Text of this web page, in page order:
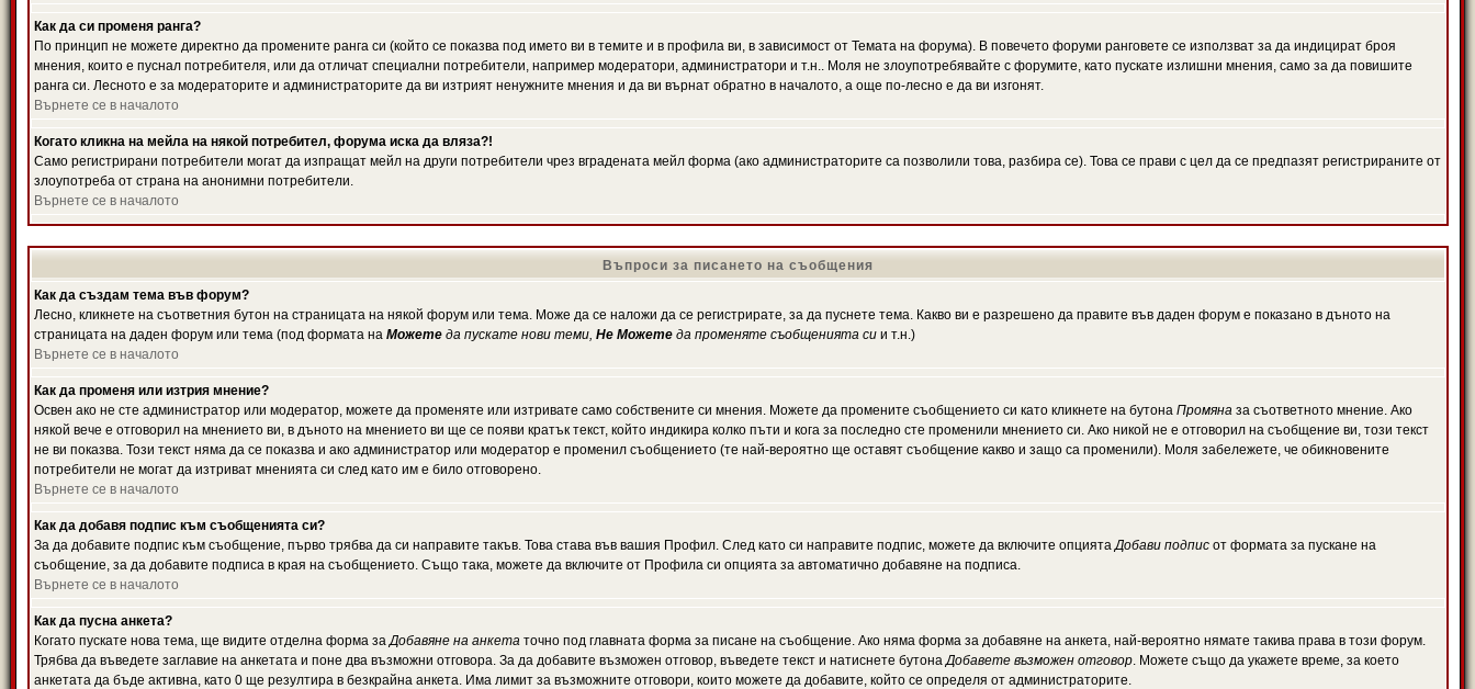
Как да си променя ранга?
По принцип не можете директно да промените ранга си (който се показва под името ви в темите и в профила ви, в зависимост от Темата на форума). В повечето форуми ранговете се използват за да индицират броя
мнения, които е пуснал потребителя, или да отличат специални потребители, например модератори, администратори и т.н.. Моля не злоупотребявайте с форумите, като пускате излишни мнения, само за да повишите
ранга си. Лесното е за модераторите и администраторите да ви изтрият ненужните мнения и да ви върнат обратно в началото, а още по-лесно е да ви изгонят.
Върнете се в началото
Когато кликна на мейла на някой потребител, форума иска да вляза?!
Само регистрирани потребители могат да изпращат мейл на други потребители чрез вградената мейл форма (ако администраторите са позволили това, разбира се). Това се прави с цел да се предпазят регистрираните от
злоупотреба от страна на анонимни потребители.
Върнете се в началото
Въпроси за писането на съобщения
Как да създам тема във форум?
Лесно, кликнете на съответния бутон на страницата на някой форум или тема. Може да се наложи да се регистрирате, за да пуснете тема. Какво ви е разрешено да правите във даден форум е показано в дъното на
страницата на даден форум или тема (под формата на Можете да пускате нови теми, Не Можете да променяте съобщенията си и т.н.)
Върнете се в началото
Как да променя или изтрия мнение?
Освен ако не сте администратор или модератор, можете да променяте или изтривате само собствените си мнения. Можете да промените съобщението си като кликнете на бутона Промяна за съответното мнение. Ако
някой вече е отговорил на мнението ви, в дъното на мнението ви ще се появи кратък текст, който индикира колко пъти и кога за последно сте променили мнението си. Ако никой не е отговорил на съобщение ви, този текст
не ви показва. Този текст няма да се показва и ако администратор или модератор е променил съобщението (те най-вероятно ще оставят съобщение какво и защо са променили). Моля забележете, че обикновените
потребители не могат да изтриват мненията си след като им е било отговорено.
Върнете се в началото
Как да добавя подпис към съобщенията си?
За да добавите подпис към съобщение, първо трябва да си направите такъв. Това става във вашия Профил. След като си направите подпис, можете да включите опциятаДобави подпис от формата за пускане на
съобщение, за да добавите подписа в края на съобщението. Също така, можете да включите от Профила си опцията за автоматично добавяне на подписа.
Върнете се в началото
Как да пусна анкета?
Когато пускате нова тема, ще видите отделна форма заДобавяне на анкета точно под главната форма за писане на съобщение. Ако няма форма за добавяне на анкета, най-вероятно нямате такива права в този форум.
Трябва да въведете заглавие на анкетата и поне два възможни отговора. За да добавите възможен отговор, въведете текст и натиснете бутонаДобавете възможен отговор. Можете също да укажете време, за което
анкетата да бъде активна, като 0 ще резултира в безкрайна анкета. Има лимит за възможните отговори, които можете да добавите, който се определя от администраторите.